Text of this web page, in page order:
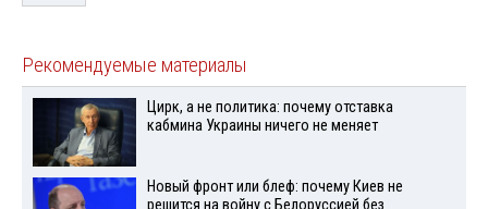
Рекомендуемые материалы
Цирк, а не политика: почему отставка
кабмина Украины ничего не меняет
Новый фронт или блеф: почему Киев не
решится на войну с Белоруссией без